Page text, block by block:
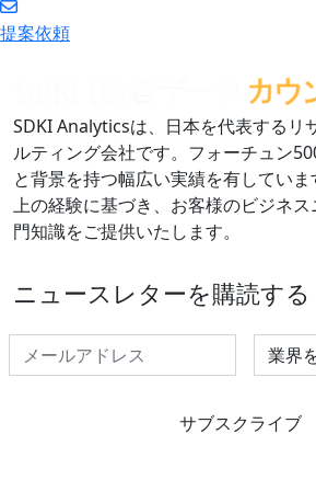
提案依頼
SDKI Analyticsは、日本を代表するリ
ルティング会社です。フォーチュン
と背景を持つ幅広い実績を有してい
上の経験に基づき、お客様のビジネ
門知識をご提供いたします。
ニュースレターを購読する
Select
サブスクライブ